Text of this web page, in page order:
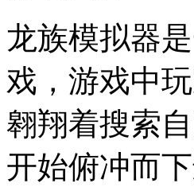
龙族模拟器
戏，游戏中
翱翔着搜索
开始俯冲而